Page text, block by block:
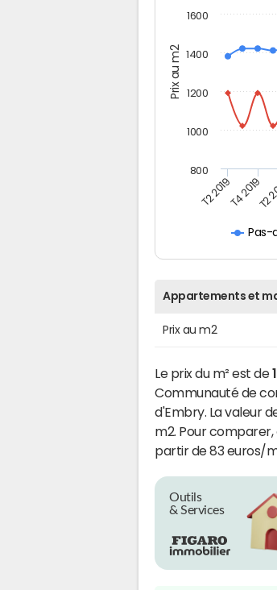
Prix au m2
Pas-
T2 2019T4 2019T2
800
1000
1200
1400
1600
Appartements et
Prix au m2
Le prix du m² est de
Communauté de
d'Embry. La valeur
m2. Pour
partir de 83 euros/
Outils
& Services